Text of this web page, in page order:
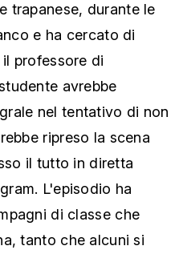
trapanese, durante le
e ha cercato di
professore di
avrebbe
nel tentativo di non
ripreso la scena
il tutto in diretta
L'episodio ha
di classe che
tanto che alcuni si